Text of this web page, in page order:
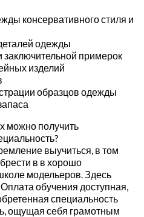
консервативного стиля и
одежды
примерок
изделий
образцов одежды
можно получить
выучиться, в том
в в хорошо
модельеров. Здесь
обучения доступная,
специальность
ощущая себя грамотным